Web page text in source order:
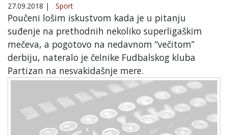
27.09.2018 | Sport
Poučeni lošim iskustvom kada je u pitanju
suđenje na prethodnih nekoliko superligaškim
mečeva, a pogotovo na nedavnom “večitom”
derbiju, nateralo je čelnike Fudbalskog kluba
Partizan na nesvakidašnje mere.